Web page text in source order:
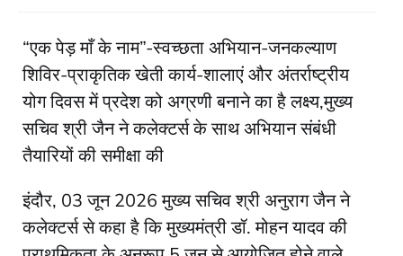
“एक पेड़ माँ के नाम”-स्वच्छता अभियान-जनकल्याण
शिविर-प्राकृतिक खेती कार्य-शालाएं और अंतर्राष्ट्रीय
योग दिवस में प्रदेश को अग्रणी बनाने का है लक्ष्य,मुख्य
सचिव श्री जैन ने कलेक्टर्स के साथ अभियान संबंधी
तैयारियों की समीक्षा की
इंदौर, 03 जून 2026 मुख्य सचिव श्री अनुराग जैन ने
कलेक्टर्स से कहा है कि मुख्यमंत्री डॉ. मोहन यादव की